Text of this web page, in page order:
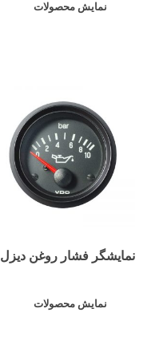
نمایش محصولات
نمایشگر فشار روغن دیزل
نمایش محصولات